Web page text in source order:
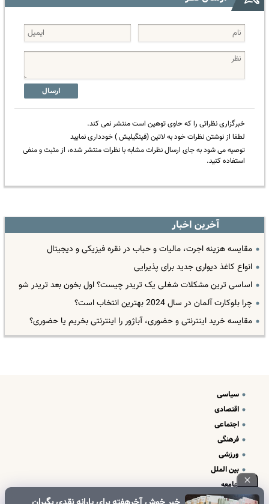
ارسال
خبرگزاری نظراتی را که حاوی توهین است منتشر نمی کند.
لطفا از نوشتن نظرات خود به لاتین (فینگیلیش ) خودداری نمایید
توصیه می شود به جای ارسال نظرات مشابه با نظرات منتشر شده، از مثبت و منفی
استفاده کنید.
آخرین اخبار
مقایسه هزینه اجرت، مالیات و حباب در نقره فیزیکی و دیجیتال
انواع کاغذ دیواری جدید برای پذیرایی
اساسی ترین مشکلات شغلی یک تریدر چیست؟ اول بخون بعد تریدر شو
چرا بلوکارت آلمان در سال 2024 بهترین انتخاب است؟
مقایسه خرید اینترنتی و حضوری، آباژور را اینترنتی بخریم یا حضوری؟
سیاسی
اقتصادی
اجتماعی
فرهنگی
ورزشی
بین الملل
جامعه
علم و فناوری